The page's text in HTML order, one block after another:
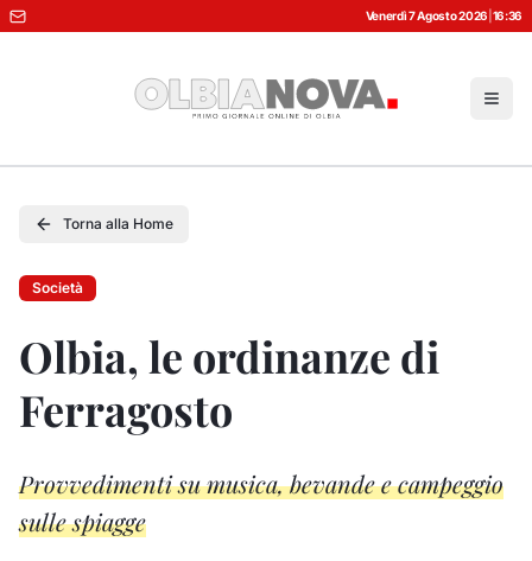
Venerdì 7 Agosto 2026 16:36
Torna alla Home
Società
Olbia, le ordinanze di
Ferragosto
Provvedimenti su musica, bevande e campeggio
sulle spiagge